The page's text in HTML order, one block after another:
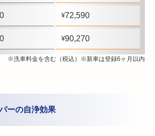
¥72,590
¥90,270
※洗車料金を含む（税込）※新車は登録6ヶ月以内
ーの自浄効果